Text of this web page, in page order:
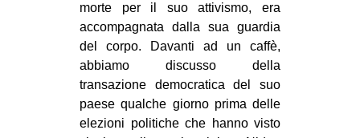
tw
bsky
morte per il suo attivismo, era
accompagnata dalla sua guardia
del corpo. Davanti ad un caffè,
abbiamo discusso della
transazione democratica del suo
paese qualche giorno prima delle
elezioni politiche che hanno visto